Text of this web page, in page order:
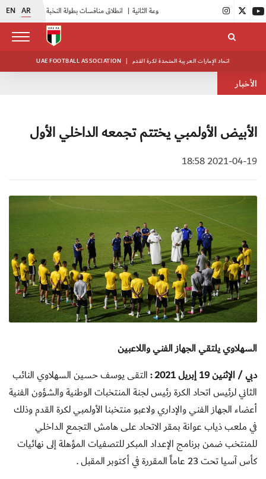
EN AR أبيض الشباب يواصل تدريباته في معسكره بأبوظبي |
UAE FOOTBALL ASSOCIATION | اتحاد الإمارات العربية المتحدة لكرة القدم
الأخبار
الأبيض الأولمبي يختتم تجمعه الداخلي الأول
2021-04-19 18:58
السهلاوي يلتقي الجهاز الفني واللاعبين
دبي / الإثنين 19 إبريل 2021 :
التقى يوسف حسين السهلاوي النائب
الثاني لرئيس اتحاد الكرة رئيس لجنة المنتخبات الوطنية والشؤون الفنية
أعضاء الجهاز الفني والإداري ولاعبو منتخبنا الأولمبي لكرة القدم وذلك
في ملعب ذياب عوانة بمقر الاتحاد على هامش التجمع الداخلي
للمنتخب ضمن برنامج الإعداد المبكر للتصفيات المؤهلة إلى نهائيات
كأس آسيا تحت 23 عاماً المقررة في أكتوبر المقبل .